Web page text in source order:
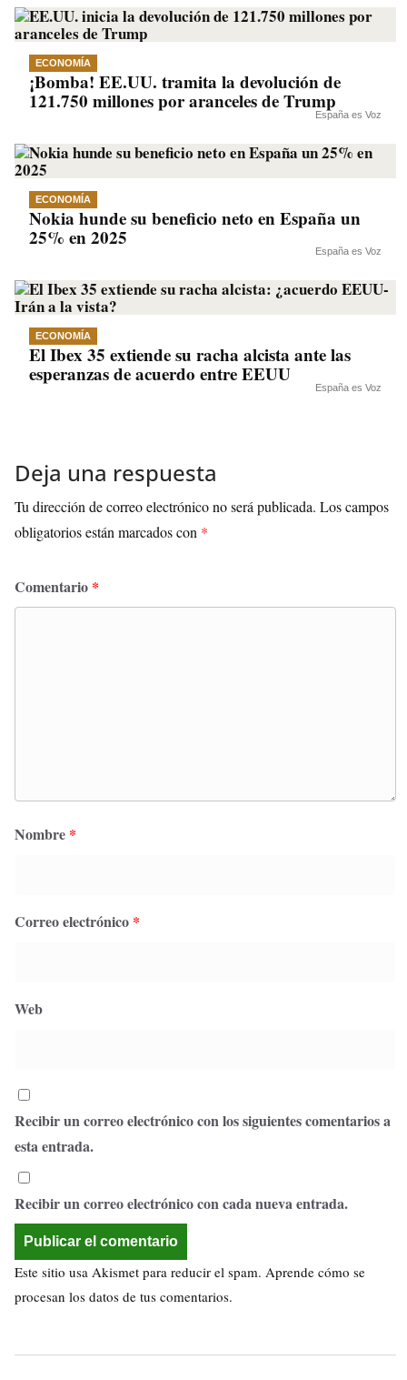
ECONOMÍA
¡Bomba! EE.UU. tramita la devolución de
121.750 millones por aranceles de Trump
España es Voz
ECONOMÍA
Nokia hunde su beneficio neto en España un
25% en 2025
España es Voz
ECONOMÍA
El Ibex 35 extiende su racha alcista ante las
esperanzas de acuerdo entre EEUU
España es Voz
Deja una respuesta
Tu dirección de correo electrónico no será publicada. Los campos
obligatorios están marcados con *
Comentario *
Nombre *
Correo electrónico *
Web
Recibir un correo electrónico con los siguientes comentarios a
esta entrada.
Recibir un correo electrónico con cada nueva entrada.
Este sitio usa Akismet para reducir el spam. Aprende cómo se
procesan los datos de tus comentarios.